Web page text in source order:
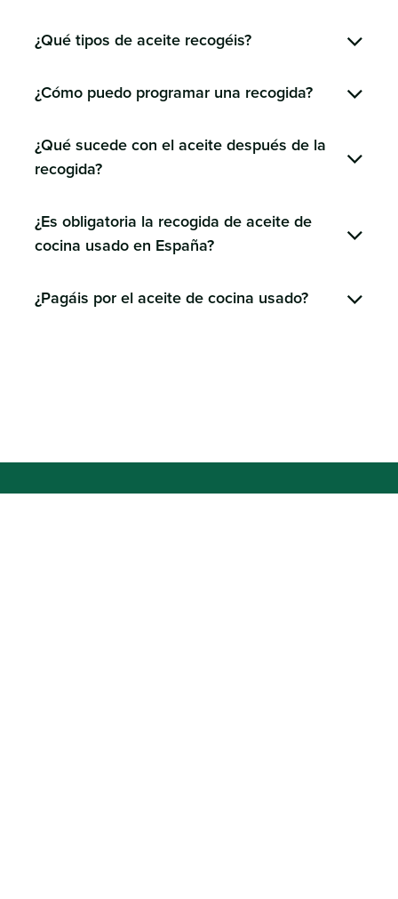
¿Qué tipos de aceite recogéis?
¿Cómo puedo programar una recogida?
¿Qué sucede con el aceite después de la
recogida?
¿Es obligatoria la recogida de aceite de
cocina usado en España?
¿Pagáis por el aceite de cocina usado?